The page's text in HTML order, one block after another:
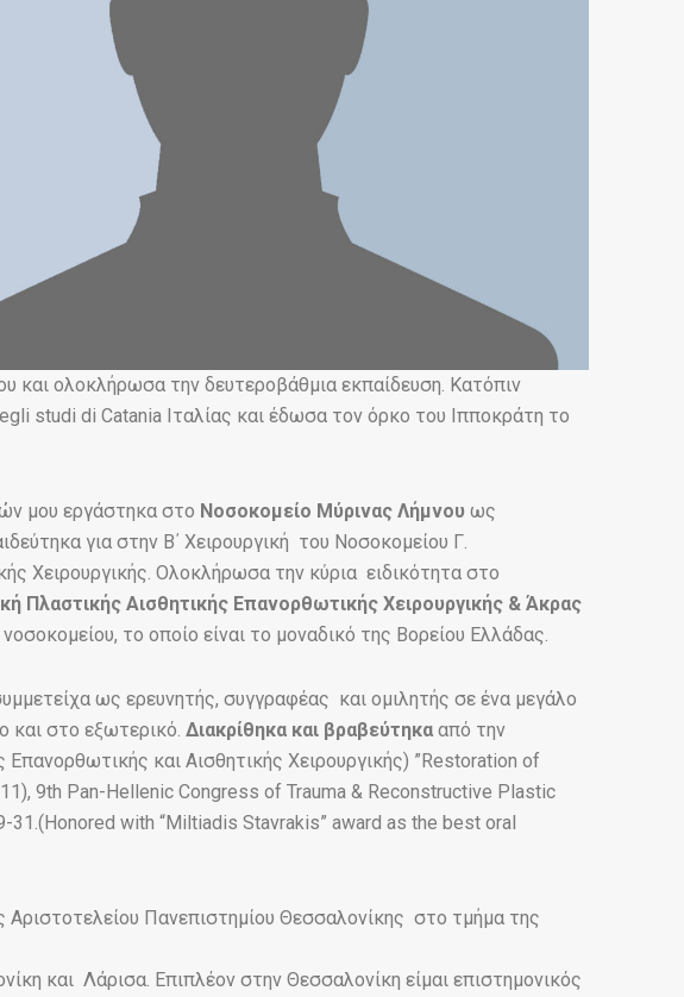
και ολοκλήρωσα την δευτεροβάθμια εκπαίδευση. Κατόπιν
studi di Catania Ιταλίας και έδωσα τον όρκο του Ιπποκράτη το
μου εργάστηκα στο Νοσοκομείο Μύρινας Λήμνουως
για στην Β΄ Χειρουργική του Νοσοκομείου Γ.
Χειρουργικής. Ολοκλήρωσα την κύρια ειδικότητα στο
Πλαστικής Αισθητικής Επανορθωτικής Χειρουργικής & Άκρας
το οποίο είναι το μοναδικό της Βορείου Ελλάδας.
ως ερευνητής, συγγραφέας και ομιλητής σε ένα μεγάλο
και στο εξωτερικό. Διακρίθηκα και βραβεύτηκα από την
και Αισθητικής Χειρουργικής) ”Restoration of
9th Pan-Hellenic Congress of Trauma & Reconstructive Plastic
with “Miltiadis Stavrakis” award as the best oral
Αριστοτελείου Πανεπιστημίου Θεσσαλονίκης στο τμήμα της
και Λάρισα. Επιπλέον στην Θεσσαλονίκη είμαι επιστημονικός